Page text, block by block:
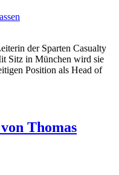
der Sparten Casualty
Sitz in München wird sie
Position als Head of
Thomas